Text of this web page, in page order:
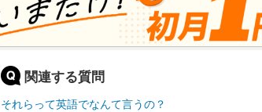
関連する質問
それらって英語でなんて言うの？